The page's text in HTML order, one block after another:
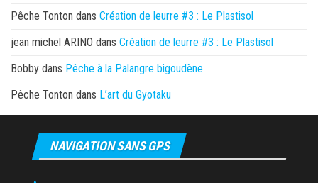
Pêche Tonton dans Création de leurre #3 : Le Plastisol
jean michel ARINO dans Création de leurre #3 : Le Plastisol
Bobby dans Pêche à la Palangre bigoudène
Pêche Tonton dans L’art du Gyotaku
NAVIGATION SANS GPS